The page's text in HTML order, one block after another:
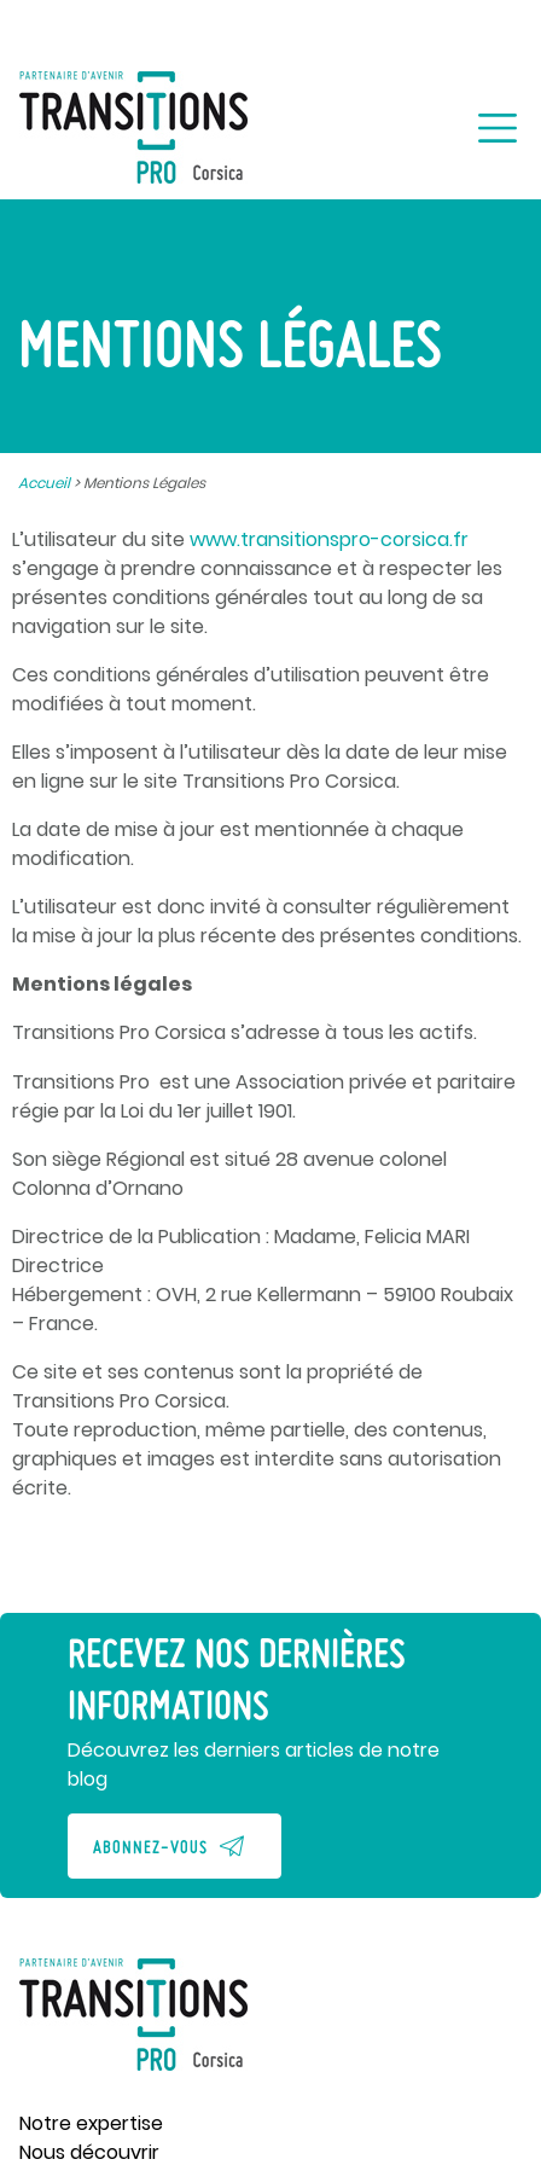
MENTIONS LÉGALES
Accueil>Mentions Légales
L’utilisateur du site www.transitionspro-corsica.fr
s’engage à prendre connaissance et à respecter les
présentes conditions générales tout au long de sa
navigation sur le site.
Ces conditions générales d’utilisation peuvent être
modifiées à tout moment.
Elles s’imposent à l’utilisateur dès la date de leur mise
en ligne sur le site Transitions Pro Corsica.
La date de mise à jour est mentionnée à chaque
modification.
L’utilisateur est donc invité à consulter régulièrement
la mise à jour la plus récente des présentes conditions.
Mentions légales
Transitions Pro Corsica s’adresse à tous les actifs.
Transitions Pro est une Association privée et paritaire
régie par la Loi du 1er juillet 1901.
Son siège Régional est situé 28 avenue colonel
Colonna d’Ornano
Directrice de la Publication : Madame, Felicia MARI
Directrice
Hébergement : OVH, 2 rue Kellermann – 59100 Roubaix
– France.
Ce site et ses contenus sont la propriété de
Transitions Pro Corsica.
Toute reproduction, même partielle, des contenus,
graphiques et images est interdite sans autorisation
écrite.
RECEVEZ NOS DERNIÈRES
INFORMATIONS
Découvrez les derniers articles de notre
blog
ABONNEZ-VOUS
Notre expertise
Nous découvrir